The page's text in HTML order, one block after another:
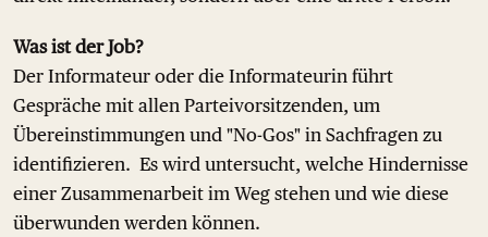
Was ist der Job?
Der Informateur oder die Informateurin führt
Gespräche mit allen Parteivorsitzenden, um
Übereinstimmungen und "No-Gos" in Sachfragen zu
identifizieren. Es wird untersucht, welche Hindernisse
einer Zusammenarbeit im Weg stehen und wie diese
überwunden werden können.